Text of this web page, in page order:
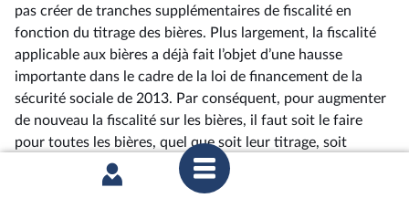
pas créer de tranches supplémentaires de fiscalité en
fonction du titrage des bières. Plus largement, la fiscalité
applicable aux bières a déjà fait l’objet d’une hausse
importante dans le cadre de la loi de financement de la
sécurité sociale de 2013. Par conséquent, pour augmenter
de nouveau la fiscalité sur les bières, il faut soit le faire
pour toutes les bières, quel que soit leur titrage, soit
envisager d’autres dispositifs fiscaux, comme une extension
de la cotisation de sécurité sociale applicable uniquement